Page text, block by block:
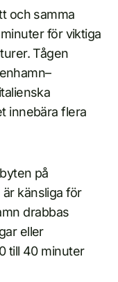
och samma
för viktiga
Tågen
innebära flera
på
känsliga för
drabbas
eller
till 40 minuter